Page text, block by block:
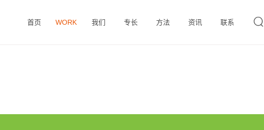

首页 案例
WORK 我们 专长 方法 资讯 联系 
